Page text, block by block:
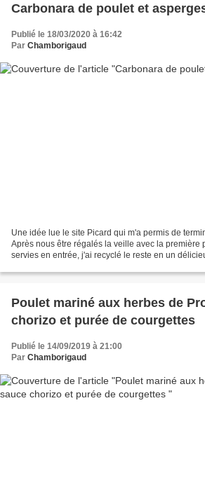
Carbonara de poulet et
Publié le 18/03/2020 à 16:42
Par Chamborigaud
Une idée lue le site Picard qui m'a permis de
Après nous être régalés la veille avec la première
servies en entrée, j'ai recyclé le reste en un
Poulet mariné aux herbes de
chorizo et purée de courgettes
Publié le 14/09/2019 à 21:00
Par Chamborigaud